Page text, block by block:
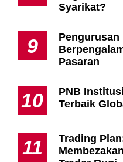
Syarikat?
9
Pengurusan
Pasaran
10
PNB
Terbaik
11
Trading